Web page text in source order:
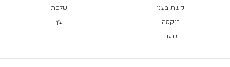
קשת בענן
שלכת
ריקמה
עץ
שעם